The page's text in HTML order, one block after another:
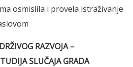
osmislila i provela istraživanje
RAZVOJA –
SLUČAJA GRADA